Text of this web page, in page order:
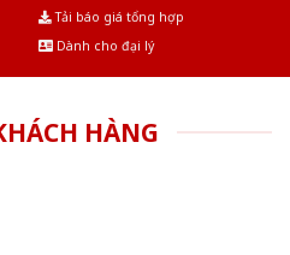
Tải báo giá tổng hợp
Dành cho đại lý
HÀNG